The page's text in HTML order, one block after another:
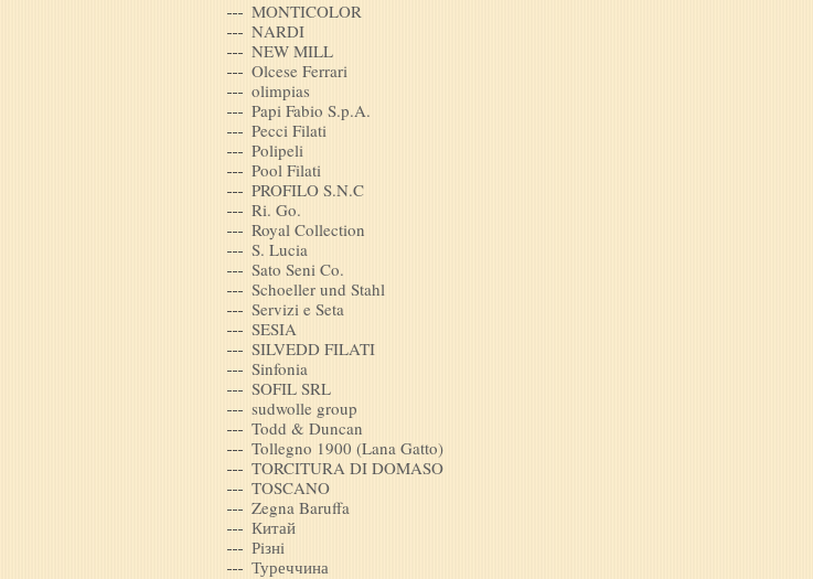
MONTICOLOR
NARDI
NEW MILL
Olcese Ferrari
olimpias
Papi Fabio S.p.A.
Pecci Filati
Polipeli
Pool Filati
PROFILO S.N.C
Ri. Go.
Royal Collection
S. Lucia
Sato Seni Co.
Schoeller und Stahl
Servizi e Seta
SESIA
SILVEDD FILATI
Sinfonia
SOFIL SRL
sudwolle group
Todd & Duncan
Tollegno 1900 (Lana Gatto)
TORCITURA DI DOMASO
TOSCANO
Zegna Baruffa
Китай
Рiзнi
Туреччина